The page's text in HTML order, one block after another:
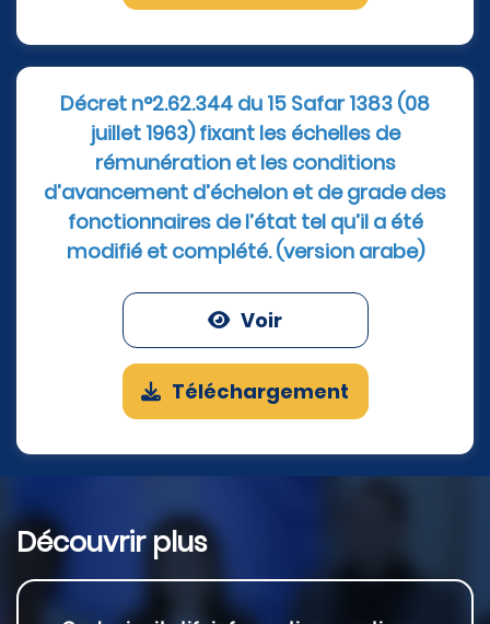
Décret n°2.62.344 du 15 Safar 1383 (08
juillet 1963) fixant les échelles de
rémunération et les conditions
d’avancement d’échelon et de grade des
fonctionnaires de l’état tel qu’il a été
modifié et complété. (version arabe)
Voir
Téléchargement
Découvrir plus